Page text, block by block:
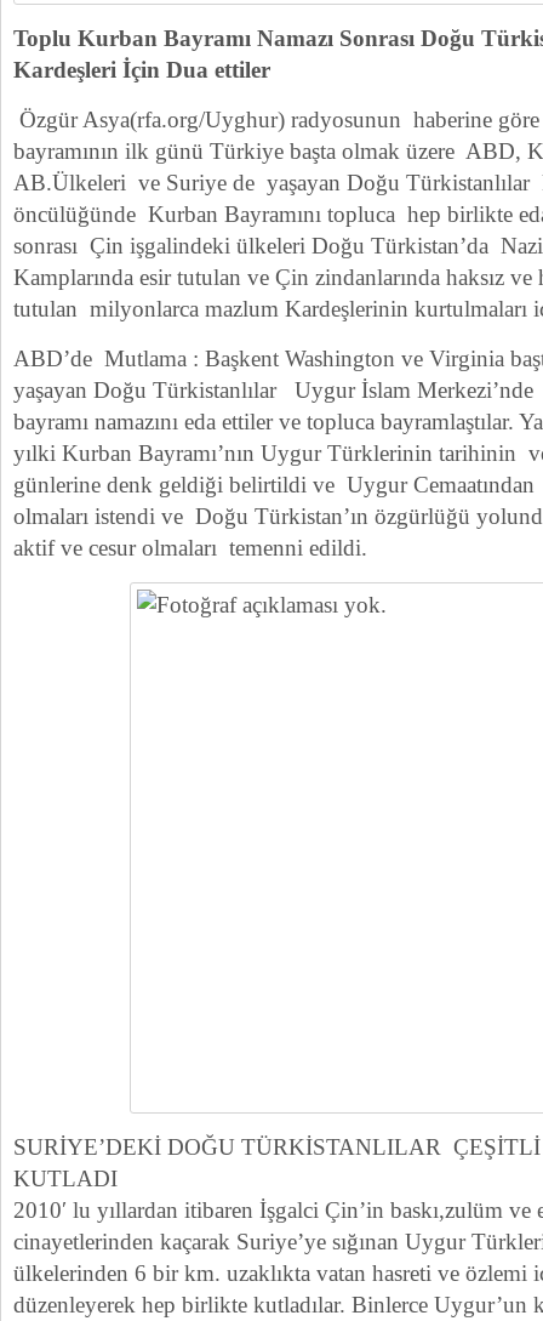
Toplu Kurban Bayramı Namazı Sonrası Doğu
Kardeşleri İçin Dua ettiler
Özgür Asya(rfa.org/Uyghur) radyosunun haberine
bayramının ilk günü Türkiye başta olmak üzere ABD,
AB.Ülkeleri ve Suriye de yaşayan Doğu Türkistanlılar
öncülüğünde Kurban Bayramını topluca hep birlikte
sonrası Çin işgalindeki ülkeleri Doğu Türkistan’da
Kamplarında esir tutulan ve Çin zindanlarında haksız
tutulan milyonlarca mazlum Kardeşlerinin kurtulmaları
ABD’de Mutlama : Başkent Washington ve Virginia
yaşayan Doğu Türkistanlılar Uygur İslam
bayramı namazını eda ettiler ve topluca bayramlaştılar.
yılki Kurban Bayramı’nın Uygur Türklerinin tarihinin
günlerine denk geldiği belirtildi ve Uygur Cemaatından
olmaları istendi ve Doğu Türkistan’ın özgürlüğü
aktif ve cesur olmaları temenni edildi.
SURİYE’DEKİ DOĞU TÜRKİSTANLILAR
KUTLADI
2010′ lu yıllardan itibaren İşgalci Çin’in baskı,zulüm ve
cinayetlerinden kaçarak Suriye’ye sığınan Uygur
ülkelerinden 6 bir km. uzaklıkta vatan hasreti ve özlemi
düzenleyerek hep birlikte kutladılar. Binlerce Uygur’un